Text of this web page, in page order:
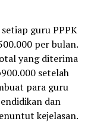
guru PPPK
per bulan.
yang diterima
setelah
para guru
dan
kejelasan.